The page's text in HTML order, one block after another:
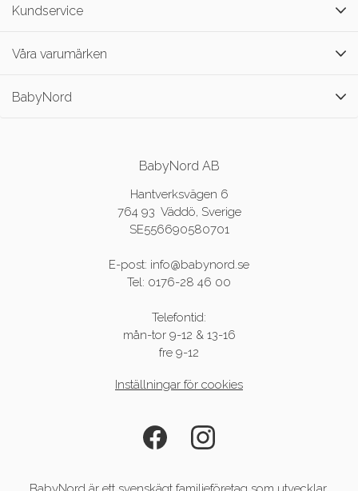
Kundservice
Våra varumärken
BabyNord
BabyNord AB
Hantverksvägen 6
764 93 Väddö, Sverige
SE556690580701
E-post: info@babynord.se
Tel: 0176-28 46 00
Telefontid:
mån-tor 9-12 & 13-16
fre 9-12
Inställningar för cookies